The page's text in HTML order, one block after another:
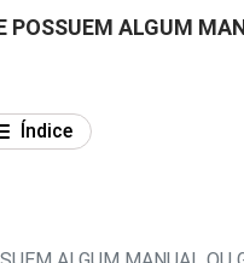
POSSUEM ALGUM
Índice